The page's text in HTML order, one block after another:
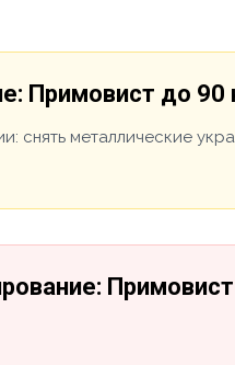
Примовист до 90
металлические